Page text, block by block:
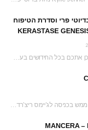
פרי וסדרת הטיפוח
השבוע הגעתי לצלם מקרוב עמדת בישום מהממת ממש בכניסה לג’יימס ריצ’רדסון דיוטי פרי. כל העמדה…